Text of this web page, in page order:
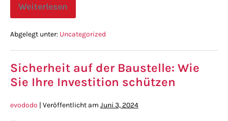
Weiterlesen
Abgelegt unter: Uncategorized
Sicherheit auf der Baustelle: Wie
Sie Ihre Investition schützen
evododo | Veröffentlicht am Juni 3, 2024